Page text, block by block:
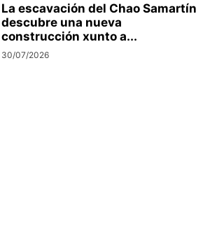
La escavación del Chao Samartín
descubre una nueva
construcción xunto a...
30/07/2026